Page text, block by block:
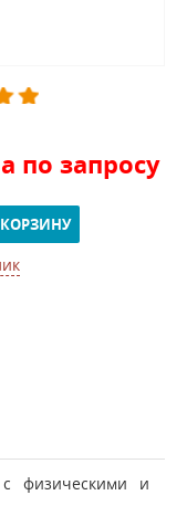
по запросу
физическими и